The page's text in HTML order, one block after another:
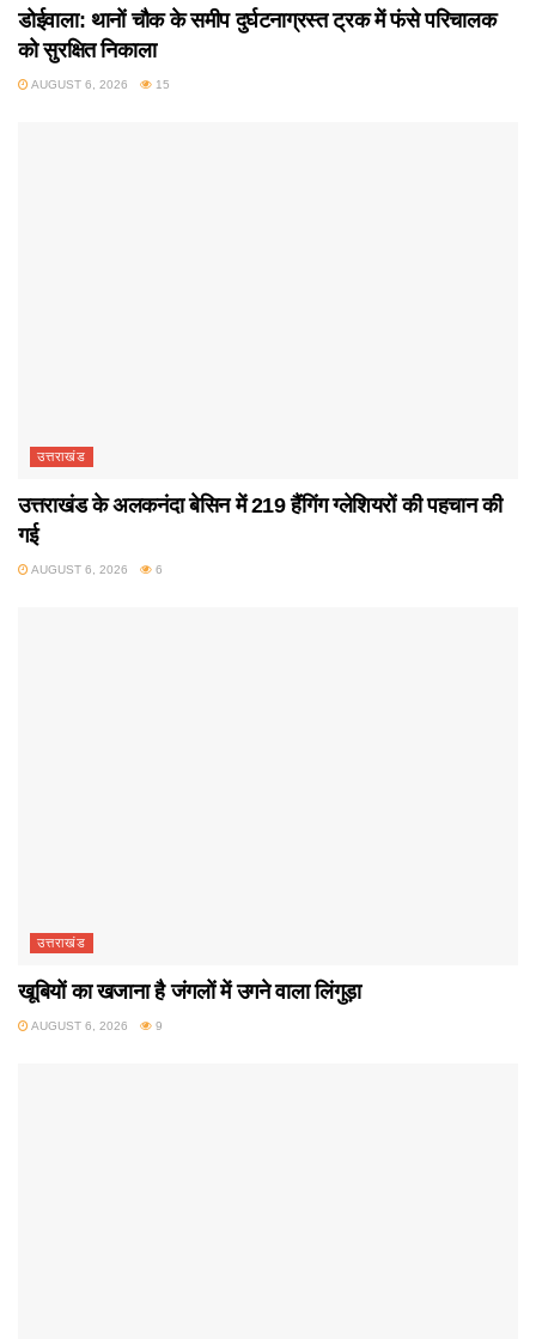
डोईवाला: थानों चौक के समीप दुर्घटनाग्रस्त ट्रक में फंसे परिचालक
को सुरक्षित निकाला
AUGUST 6, 2026 15
उत्तराखंड
उत्तराखंड के अलकनंदा बेसिन में 219 हैंगिंग ग्लेशियरों की पहचान की
गई
AUGUST 6, 2026 6
उत्तराखंड
खूबियों का खजाना है जंगलों में उगने वाला लिंगुड़ा
AUGUST 6, 2026 9